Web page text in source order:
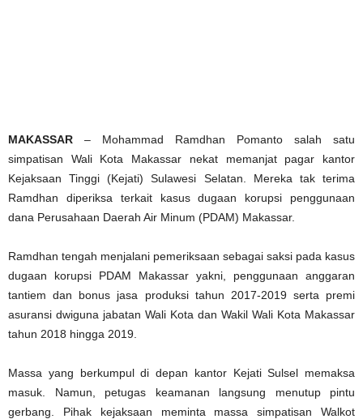
MAKASSAR – Mohammad Ramdhan Pomanto salah satu
simpatisan Wali Kota Makassar nekat memanjat pagar kantor
Kejaksaan Tinggi (Kejati) Sulawesi Selatan. Mereka tak terima
Ramdhan diperiksa terkait kasus dugaan korupsi penggunaan
dana Perusahaan Daerah Air Minum (PDAM) Makassar.
Ramdhan tengah menjalani pemeriksaan sebagai saksi pada kasus
dugaan korupsi PDAM Makassar yakni, penggunaan anggaran
tantiem dan bonus jasa produksi tahun 2017-2019 serta premi
asuransi dwiguna jabatan Wali Kota dan Wakil Wali Kota Makassar
tahun 2018 hingga 2019.
Massa yang berkumpul di depan kantor Kejati Sulsel memaksa
masuk. Namun, petugas keamanan langsung menutup pintu
gerbang. Pihak kejaksaan meminta massa simpatisan Walkot